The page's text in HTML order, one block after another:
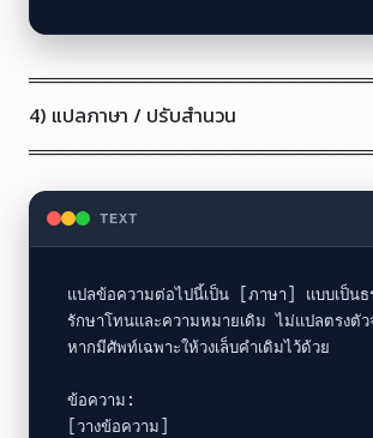
4) แปลภาษา / ปรับสำนวน
TEXT
แปลข้อความต่อไปนี้เป็น [ภาษา] แบบเป็นธ
รักษาโทนและความหมายเดิม ไม่แปลตรงตั
หากมีศัพท์เฉพาะให้วงเล็บคำเดิมไว้ด้วย
ข้อความ:
[วางข้อความ]